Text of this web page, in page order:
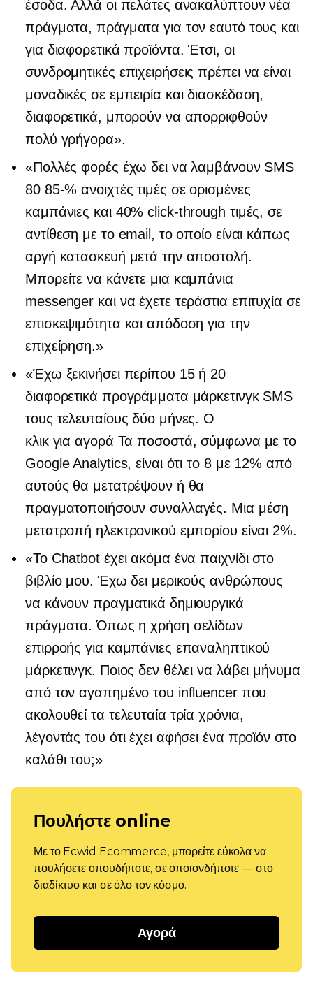
έσοδα. Αλλά οι πελάτες ανακαλύπτουν νέα
πράγματα, πράγματα για τον εαυτό τους και
για διαφορετικά προϊόντα. Έτσι, οι
συνδρομητικές επιχειρήσεις πρέπει να είναι
μοναδικές σε εμπειρία και διασκέδαση,
διαφορετικά, μπορούν να απορριφθούν
πολύ γρήγορα».
«Πολλές φορές έχω δει να λαμβάνουν SMS
80 85-% ανοιχτές τιμές σε ορισμένες
καμπάνιες και 40%click-through τιμές, σε
αντίθεση με το email, το οποίο είναι κάπως
αργή κατασκευή μετά την αποστολή.
Μπορείτε να κάνετε μια καμπάνια
messenger και να έχετε τεράστια επιτυχία σε
επισκεψιμότητα και απόδοση για την
επιχείρηση.»
«Έχω ξεκινήσει περίπου 15 ή 20
διαφορετικά προγράμματα μάρκετινγκ SMS
τους τελευταίους δύο μήνες. Ο
κλικ για αγορά Τα ποσοστά, σύμφωνα με το
Google Analytics, είναι ότι το 8 με 12% από
αυτούς θα μετατρέψουν ή θα
πραγματοποιήσουν συναλλαγές. Μια μέση
μετατροπή ηλεκτρονικού εμπορίου είναι 2%.
«Το Chatbot έχει ακόμα ένα παιχνίδι στο
βιβλίο μου. Έχω δει μερικούς ανθρώπους
να κάνουν πραγματικά δημιουργικά
πράγματα. Όπως η χρήση σελίδων
επιρροής για καμπάνιες επαναληπτικού
μάρκετινγκ. Ποιος δεν θέλει να λάβει μήνυμα
από τον αγαπημένο του influencer που
ακολουθεί τα τελευταία τρία χρόνια,
λέγοντάς του ότι έχει αφήσει ένα προϊόν στο
καλάθι του;»
Πουλήστε online
Με το Ecwid Ecommerce, μπορείτε εύκολα να
πουλήσετε οπουδήποτε, σε οποιονδήποτε — στο
διαδίκτυο και σε όλο τον κόσμο.
Αγορά